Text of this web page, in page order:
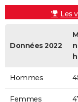
Les
Données 2022
Hommes
Femmes